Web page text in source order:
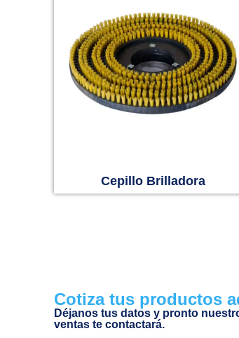
Cepillo Brilladora
Cotiza tus productos
Déjanos tus datos y pronto
ventas te contactará.